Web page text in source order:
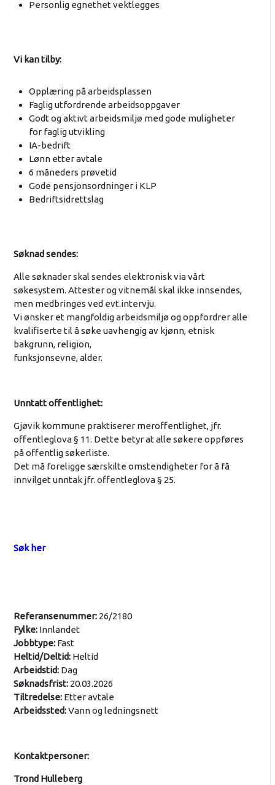
Personlig egnethet vektlegges
Vi kan tilby:
Opplæring på arbeidsplassen
Faglig utfordrende arbeidsoppgaver
Godt og aktivt arbeidsmiljø med gode muligheter
for faglig utvikling
IA-bedrift
Lønn etter avtale
6 måneders prøvetid
Gode pensjonsordninger i KLP
Bedriftsidrettslag
Søknad sendes:
Alle søknader skal sendes elektronisk via vårt
søkesystem. Attester og vitnemål skal ikke innsendes,
men medbringes ved evt.intervju.
Vi ønsker et mangfoldig arbeidsmiljø og oppfordrer alle
kvalifiserte til å søke uavhengig av kjønn, etnisk
bakgrunn, religion,
funksjonsevne, alder.
Unntatt offentlighet:
Gjøvik kommune praktiserer meroffentlighet, jfr.
offentleglova § 11. Dette betyr at alle søkere oppføres
på offentlig søkerliste.
Det må foreligge særskilte omstendigheter for å få
innvilget unntak jfr. offentleglova § 25.
Søk her
Referansenummer: 26/2180
Fylke: Innlandet
Jobbtype: Fast
Heltid/Deltid: Heltid
Arbeidstid: Dag
Søknadsfrist: 20.03.2026
Tiltredelse: Etter avtale
Arbeidssted:Vann og ledningsnett
Kontaktpersoner:
Trond Hulleberg